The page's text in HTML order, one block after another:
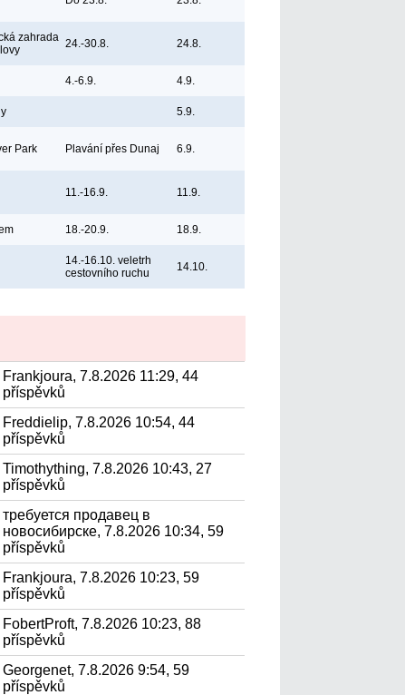
zahrada 24.-30.8. 24.8.
4.-6.9. 4.9.
5.9.
Park Plavání přes Dunaj 6.9.
11.-16.9. 11.9.
18.-20.9. 18.9.
14.-16.10. veletrh
cestovního ruchu
14.10.
Frankjoura, 7.8.2026 11:29, 44
příspěvků
Freddielip, 7.8.2026 10:54, 44
příspěvků
Timothything, 7.8.2026 10:43, 27
příspěvků
требуется продавец в
новосибирске, 7.8.2026 10:34, 59
příspěvků
Frankjoura, 7.8.2026 10:23, 59
příspěvků
FobertProft, 7.8.2026 10:23, 88
příspěvků
Georgenet, 7.8.2026 9:54, 59
příspěvků